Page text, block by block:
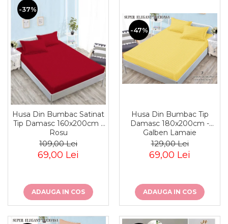
-37%
Husa Din Bumbac Satinat
Tip Damasc 160x200cm -
Rosu
109,00 Lei
69,00 Lei
ADAUGA IN COS
-47%
Husa Din Bumbac Tip
Damasc 180x200cm -
Galben Lamaie
129,00 Lei
69,00 Lei
ADAUGA IN COS